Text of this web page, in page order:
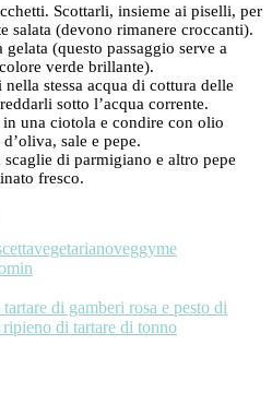
Scottarli, insieme ai piselli, per
salata (devono rimanere croccanti).
(questo passaggio serve a
verde brillante).
stessa acqua di cottura delle
sotto l’acqua corrente.
una ciotola e condire con olio
sale e pepe.
di parmigiano e altro pepe
fresco.
vegetarianoveggyme
di gamberi rosa e pesto di
di tartare di tonno